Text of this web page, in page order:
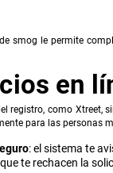
smog le permite
en
registro, como
para las personas
: el sistema te
te rechacen la